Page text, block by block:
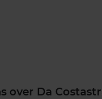
over Da